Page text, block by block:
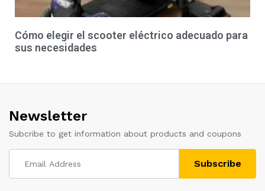
Cómo elegir el scooter eléctrico adecuado para
sus necesidades
Newsletter
Subcribe to get information about products and coupons